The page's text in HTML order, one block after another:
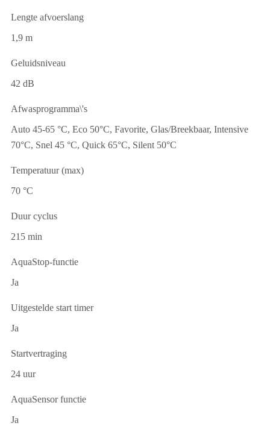
Lengte afvoerslang
1,9 m
Geluidsniveau
42 dB
Afwasprogramma\'s
Auto 45-65 °C, Eco 50°C, Favorite, Glas/Breekbaar, Intensive
70°C, Snel 45 °C, Quick 65°C, Silent 50°C
Temperatuur (max)
70 °C
Duur cyclus
215 min
AquaStop-functie
Ja
Uitgestelde start timer
Ja
Startvertraging
24 uur
AquaSensor functie
Ja